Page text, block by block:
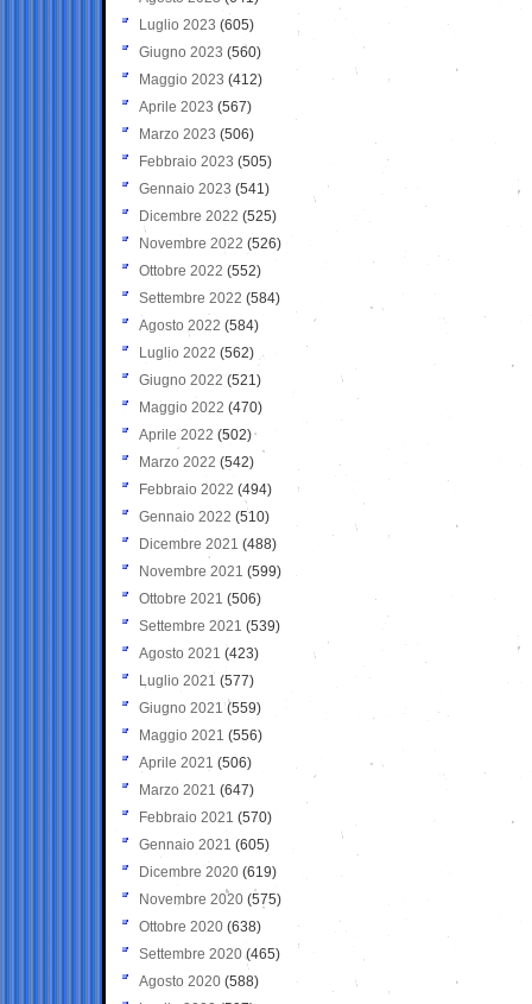
Luglio 2023 (605)
Giugno 2023 (560)
Maggio 2023 (412)
Aprile 2023 (567)
Marzo 2023 (506)
Febbraio 2023 (505)
Gennaio 2023 (541)
Dicembre 2022 (525)
Novembre 2022 (526)
Ottobre 2022 (552)
Settembre 2022 (584)
Agosto 2022 (584)
Luglio 2022 (562)
Giugno 2022 (521)
Maggio 2022 (470)
Aprile 2022 (502)
Marzo 2022 (542)
Febbraio 2022 (494)
Gennaio 2022 (510)
Dicembre 2021 (488)
Novembre 2021 (599)
Ottobre 2021 (506)
Settembre 2021 (539)
Agosto 2021 (423)
Luglio 2021 (577)
Giugno 2021(559)
Maggio 2021 (556)
Aprile 2021 (506)
Marzo 2021 (647)
Febbraio 2021 (570)
Gennaio 2021 (605)
Dicembre 2020 (619)
Novembre 2020 (575)
Ottobre 2020 (638)
Settembre 2020(465)
Agosto 2020 (588)